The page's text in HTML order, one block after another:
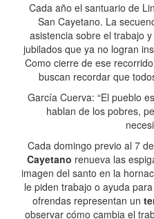
Cada año el santuario de
San Cayetano. La
asistencia sobre el trabajo
jubilados que ya no logran
Como cierre de ese
buscan recordar que
García Cuerva: “El pueblo
hablan de los pobres,
Cada domingo previo al 7
Cayetano renueva las
imagen del santo en la
le piden trabajo o ayuda
ofrendas representan un
observar cómo cambia el